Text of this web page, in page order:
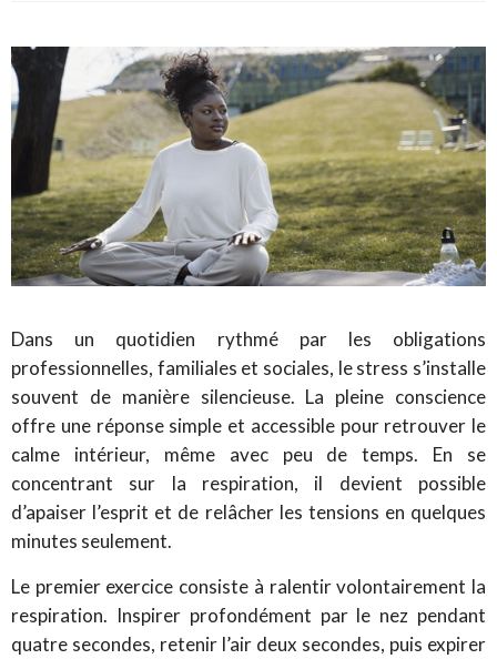
Dans un quotidien rythmé par les obligations
professionnelles, familiales et sociales, le stress s’installe
souvent de manière silencieuse. La pleine conscience
offre une réponse simple et accessible pour retrouver le
calme intérieur, même avec peu de temps. En se
concentrant sur la respiration, il devient possible
d’apaiser l’esprit et de relâcher les tensions en quelques
minutes seulement.
Le premier exercice consiste à ralentir volontairement la
respiration. Inspirer profondément par le nez pendant
quatre secondes, retenir l’air deux secondes, puis expirer